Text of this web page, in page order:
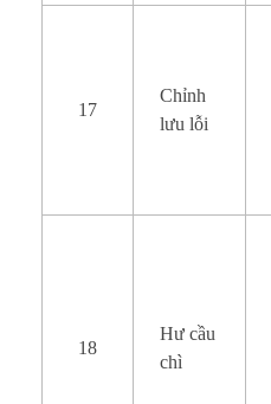
17
Chỉnh
lưu lỗi
18
Hư cầu
chì